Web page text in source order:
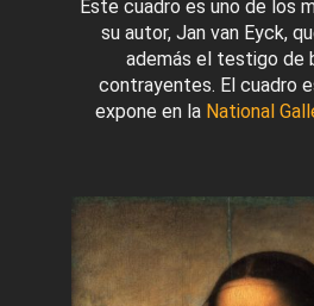
Este cuadro es uno de los
su autor, Jan van Eyck,
además el testigo de
contrayentes. El cuadro
expone en la National